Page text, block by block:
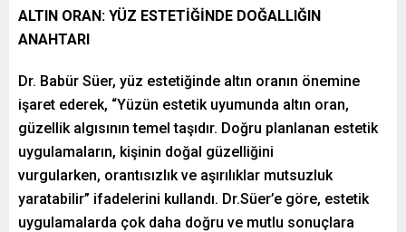
ALTIN ORAN: YÜZ ESTETİĞİNDE DOĞALLIĞIN
ANAHTARI
Dr. Babür Süer, yüz estetiğinde altın oranın önemine
işaret ederek, “Yüzün estetik uyumunda altın oran,
güzellik algısının temel taşıdır. Doğru planlanan estetik
uygulamaların, kişinin doğal güzelliğini
vurgularken, orantısızlık ve aşırılıklar mutsuzluk
yaratabilir” ifadelerini kullandı. Dr.Süer’e göre, estetik
uygulamalarda çok daha doğru ve mutlu sonuçlara